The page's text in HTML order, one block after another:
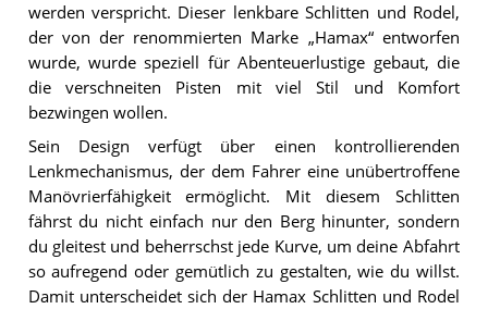
werden verspricht. Dieser lenkbare Schlitten und Rodel,
der von der renommierten Marke „Hamax“ entworfen
wurde, wurde speziell für Abenteuerlustige gebaut, die
die verschneiten Pisten mit viel Stil und Komfort
bezwingen wollen.
Sein Design verfügt über einen kontrollierenden
Lenkmechanismus, der dem Fahrer eine unübertroffene
Manövrierfähigkeit ermöglicht. Mit diesem Schlitten
fährst du nicht einfach nur den Berg hinunter, sondern
du gleitest und beherrschst jede Kurve, um deine Abfahrt
so aufregend oder gemütlich zu gestalten, wie du willst.
Damit unterscheidet sich der Hamax Schlitten und Rodel